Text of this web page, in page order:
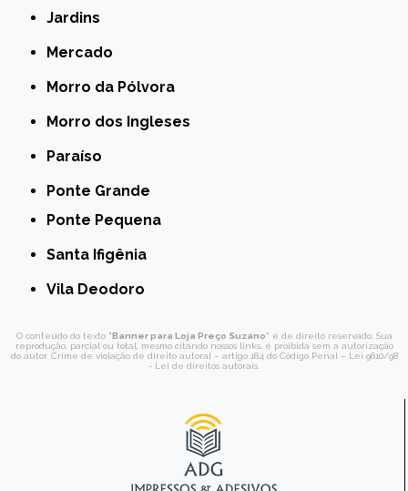
Jardins
Mercado
Morro da Pólvora
Morro dos Ingleses
Paraíso
Ponte Grande
Ponte Pequena
Santa Ifigênia
Vila Deodoro
O conteúdo do texto "Banner para Loja Preço Suzano" é de direito reservado. Sua
reprodução, parcial ou total, mesmo citando nossos links, é proibida sem a autorização
do autor. Crime de violação de direito autoral – artigo 184 do Código Penal – Lei 9610/98
- Lei de direitos autorais